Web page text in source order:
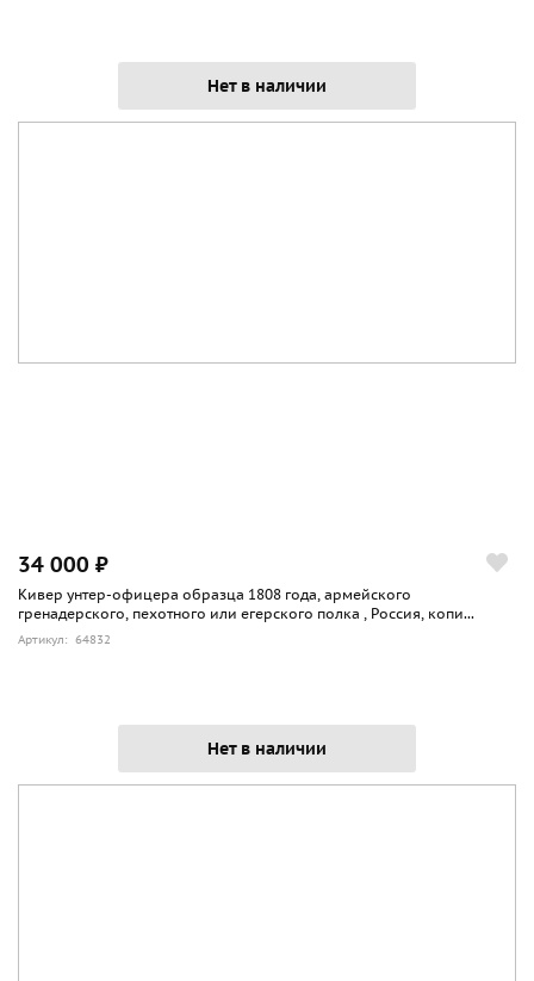
Нет в наличии
34 000 ₽
Кивер унтер-офицера образца 1808 года, армейского
гренадерского, пехотного или егерского полка , Россия, копи...
Артикул: 64832
Нет в наличии